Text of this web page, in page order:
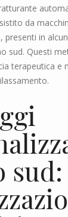
da
presenti in
sud. Questi
terapeutica e
sud: